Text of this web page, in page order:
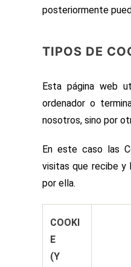
posteriormente
TIPOS DE
Esta página web
ordenador o
nosotros, sino por
En este caso las
visitas que recibe y
por ella.
COOKI
E
(Y